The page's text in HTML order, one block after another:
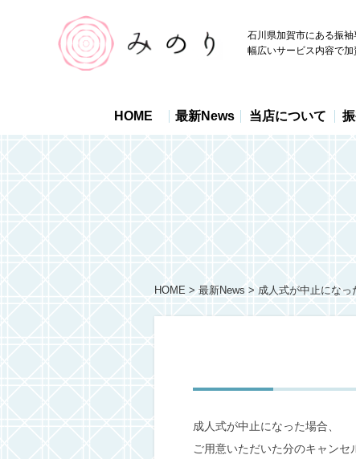
石川県加賀市にある振
幅広いサービス内容で加
HOME 最新News 当店について
HOME 最新News 成人式が中止になっ
成人式が中止になった場合、
ご用意いただいた分のキャンセ